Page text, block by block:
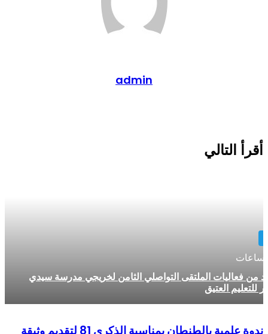
admin
التالي
فعاليات الملتقى التواصلي الثامن لخريجي مدرسة سيدي
العتيق
ندوة علمية بالطنطان بمناسبة الذكرى 81 لتقديم وثيقة